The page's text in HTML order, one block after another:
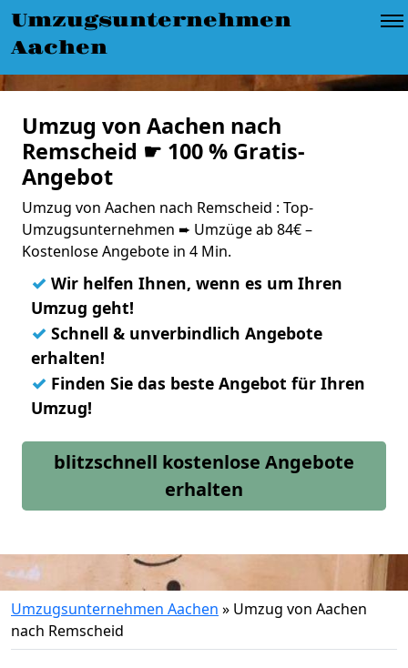
Umzugsunternehmen
Aachen
Umzug von Aachen nach
Remscheid ☛ 100 % Gratis-
Angebot
Umzug von Aachen nach Remscheid : Top-
Umzugsunternehmen ➨ Umzüge ab 84€ –
Kostenlose Angebote in 4 Min.
✓ Wir helfen Ihnen, wenn es um Ihren
Umzug geht!
✓ Schnell & unverbindlich Angebote
erhalten!
✓ Finden Sie das beste Angebot für Ihren
Umzug!
blitzschnell kostenlose Angebote
erhalten
Umzugsunternehmen Aachen » Umzug von Aachen
nach Remscheid